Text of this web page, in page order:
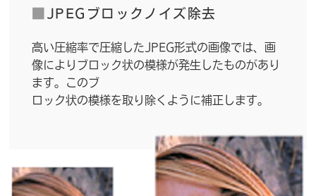
■ JPEGブロックノイズ除去
高い圧縮率で圧縮したJPEG形式の画像では、画
像によりブロック状の模様が発生したものがあり
ます。このブ
ロック状の模様を取り除くように補正します。